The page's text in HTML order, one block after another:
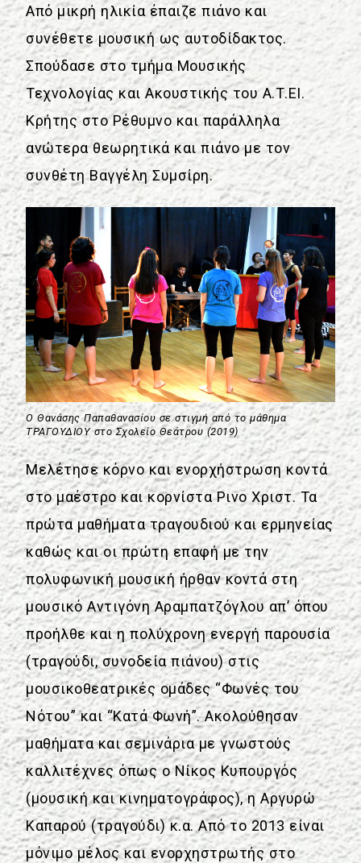
Από μικρή ηλικία έπαιζε πιάνο και
συνέθετε μουσική ως αυτοδίδακτος.
Σπούδασε στο τμήμα Μουσικής
Τεχνολογίας και Ακουστικής του Α.Τ.ΕΙ.
Κρήτης στο Ρέθυμνο και παράλληλα
ανώτερα θεωρητικά και πιάνο με τον
συνθέτη Βαγγέλη Συμσίρη.
Ο Θανάσης Παπαθανασίου σε στιγμή από το μάθημα
ΤΡΑΓΟΥΔΙΟΥ στο Σχολείο Θεάτρου (2019)
Μελέτησε κόρνο και ενορχήστρωση κοντά
στο μαέστρο και κορνίστα Ρινο Χριστ. Τα
πρώτα μαθήματα τραγουδιού και ερμηνείας
καθώς και οι πρώτη επαφή με την
πολυφωνική μουσική ήρθαν κοντά στη
μουσικό Αντιγόνη Αραμπατζόγλου απ’ όπου
προήλθε και η πολύχρονη ενεργή παρουσία
(τραγούδι, συνοδεία πιάνου) στις
μουσικοθεατρικές ομάδες “Φωνές του
Νότου” και “Κατά Φωνή”. Ακολούθησαν
μαθήματα και σεμινάρια με γνωστούς
καλλιτέχνες όπως ο Νίκος Κυπουργός
(μουσική και κινηματογράφος), η Αργυρώ
Καπαρού (τραγούδι) κ.α. Από το 2013 είναι
μόνιμο μέλος και ενορχηστρωτής στο